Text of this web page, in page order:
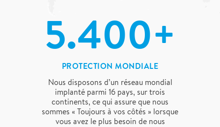
5.400+
PROTECTION MONDIALE
Nous disposons d’un réseau mondial
implanté parmi 16 pays, sur trois
continents, ce qui assure que nous
sommes « Toujours à vos côtés » lorsque
vous avez le plus besoin de nous